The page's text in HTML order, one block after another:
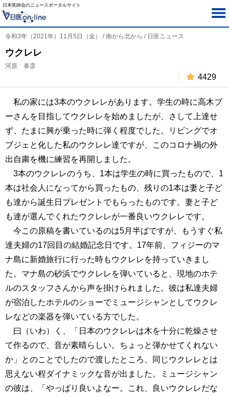
日本医師会のニュースポータルサイト
令和3年（2021年）11月5日（金） / 南から北から / 日医ニュース
ウクレレ
河原 泰彦
4429
私の家には3本のウクレレがあります。学生の時に高木ブ
ーさんを目指してウクレレを始めましたが、さして上達せ
ず、たまに興が乗った時に弾く程度でした。リビングでオ
ブジェと化した私のウクレレ達ですが、このコロナ禍の外
出自粛を機に練習を再開しました。
3本のウクレレのうち、1本は学生の時に買ったもので、1
本は社会人になってから買ったもの、残りの1本は妻と子ど
も達から誕生日プレゼントでもらったものです。妻と子ど
も達が選んでくれたウクレレが一番良いウクレレです。
今この原稿を書いているのは5月半ばですが、もうすぐ私
達夫婦の17回目の結婚記念日です。17年前、フィジーのマ
ナ島に新婚旅行に行った時もウクレレを持っていきまし
た。マナ島の砂浜でウクレレを弾いていると、現地のホテ
ルのスタッフさんから声を掛けられました。彼は私達夫婦
が宿泊したホテルのショーでミュージシャンとしてウクレ
レなどの楽器を弾いている方でした。
曰（いわ）く、「日本のウクレレは木を十分に乾燥させ
て作るので、音が素晴らしい。ちょっと弾かせてくれない
か」とのことでしたので渡したところ、同じウクレレとは
思えない程ダイナミックな音が出ました。ミュージシャン
の彼は、「やっぱり良いよなー。これ、良いウクレレだな